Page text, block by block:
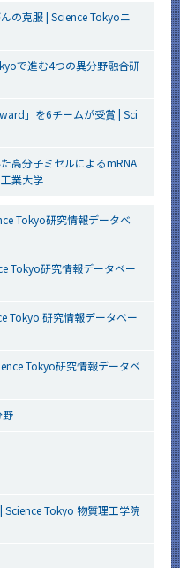
の克服 | Science Tokyoニ
で進む4つの異分野融合研
」を6チームが受賞 | Sci
高分子ミセルによるmRNA
業大学
Tokyo研究情報データベ
Tokyo研究情報データベー
Tokyo 研究情報データベー
Tokyo研究情報データベ
野
Tokyo 物質理工学院